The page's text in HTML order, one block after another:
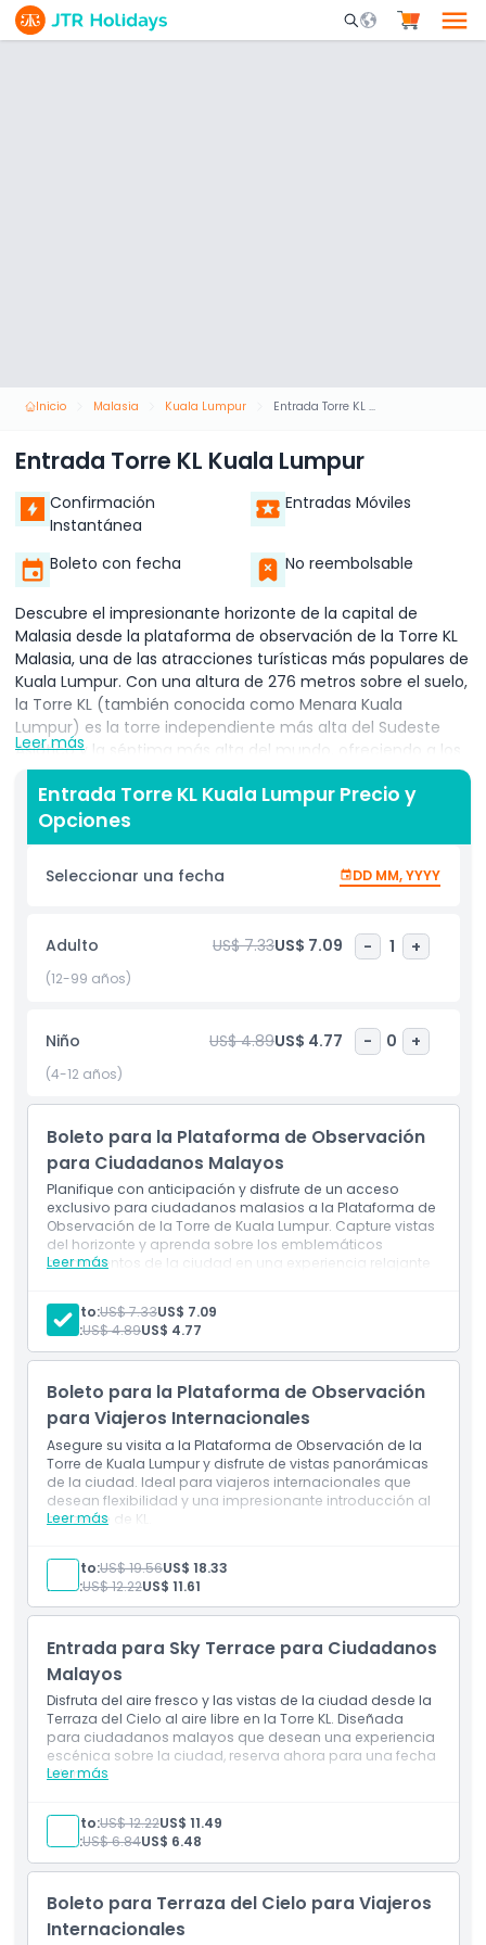
Mobile Search
Inicio Malasia Kuala Lumpur Entrada Torre KL Kuala Lumpur
Entrada Torre KL Kuala Lumpur
Confirmación
Instantánea
Entradas Móviles
Boleto con fecha No reembolsable
Descubre el impresionante horizonte de la capital de
Malasia desde la plataforma de observación de la Torre KL
Malasia, una de las atracciones turísticas más populares de
Kuala Lumpur. Con una altura de 276 metros sobre el suelo,
la Torre KL (también conocida como Menara Kuala
Lumpur) es la torre independiente más alta del Sudeste
Asiático y la séptima más alta del mundo, ofreciendo a los
visitantes una vista panorámica de 360 grados de Kuala
Lumpur. Desde la plataforma de observación, disfrutarás de
vistas impresionantes de los principales monumentos de la
ciudad, incluyendo las icónicas Torres Petronas, rodeadas
de una mezcla dinámica de rascacielos modernos y
exuberante vegetación. Este es el lugar perfecto para
visites durante el día para ver la actividad de la ciudad o
por la noche cuando el horizonte se ilumina con colores
deslumbrantes. La plataforma de observación de la Torre
de la fotografía que desean experimentar las mejores
vistas de Kuala Lumpur. Es más que un punto de
observación, es una oportunidad para apreciar la escala,
pierdas una de las principales atracciones en Kuala Lumpur
para una experiencia inolvidable del paisaje urbano.
Aspectos Destacados
Política para Niños y Adultos
Exclusiones
No Adecuado Para
Cosas a Saber
Ubicación
Cómo Llegar
Política de Cancelación
Leer más
Entrada Torre KL Kuala Lumpur Precio y
Opciones
Seleccionar una fecha DD MM, YYYY
Adulto US$ 7.33US$ 7.09 - 1 +
(12-99 años)
Niño US$ 4.89US$ 4.77 - 0 +
(4-12 años)
Boleto para la Plataforma de Observación
para Ciudadanos Malayos
Planifique con anticipación y disfrute de un acceso
exclusivo para ciudadanos malasios a la Plataforma de
Observación de la Torre de Kuala Lumpur. Capture vistas
del horizonte y aprenda sobre los emblemáticos
monumentos de la ciudad en una experiencia relajante
Leer más
Adulto:US$ 7.33US$ 7.09
Niño:US$ 4.89US$ 4.77
Boleto para la Plataforma de Observación
para Viajeros Internacionales
Asegure su visita a la Plataforma de Observación de la
Torre de Kuala Lumpur y disfrute de vistas panorámicas
de la ciudad. Ideal para viajeros internacionales que
desean flexibilidad y una impresionante introducción al
horizonte de KL.
Leer más
Adulto:US$ 19.56US$ 18.33
Niño:US$ 12.22US$ 11.61
Entrada para Sky Terrace para Ciudadanos
Malayos
Disfruta del aire fresco y las vistas de la ciudad desde la
Terraza del Cielo al aire libre en la Torre KL. Diseñada
para ciudadanos malayos que desean una experiencia
escénica sobre la ciudad, reserva ahora para una fecha
futura.
Leer más
Adulto:US$ 12.22US$ 11.49
Niño:US$ 6.84US$ 6.48
Boleto para Terraza del Cielo para Viajeros
Internacionales